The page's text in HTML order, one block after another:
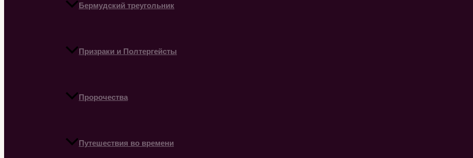
Бермудский треугольник
Призраки и Полтергейсты
Пророчества
Путешествия во времени